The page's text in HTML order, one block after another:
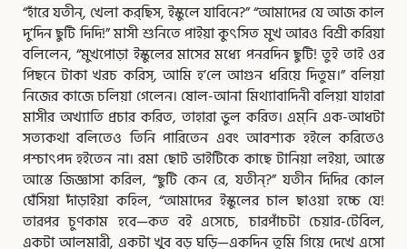
“হাঁরে যতীন্‌, খেলা কর্‌ছিস, ইস্কুলে যাবিনে?” “আমাদের যে আজ কাল
দু’দিন ছুটি দিদি!” মাসী শুনিতে পাইয়া কুৎসিত মুখ আরও বিশ্রী করিয়া
বলিলেন, “মুখপোড়া ইস্কুলের মাসের মধ্যে পনরদিন ছুটি! তুই তাই ওর
পিছনে টাকা খরচ করিস্‌, আমি হ’লে আগুন ধরিয়ে দিতুম।” বলিয়া
নিজের কাজে চলিয়া গেলেন। ষোল-আনা মিথ্যাবাদিনী বলিয়া যাহারা
মাসীর অখ্যাতি প্রচার করিত, তাহারা ভুল করিত। এম্‌নি এক-আধটা
সত্যকথা বলিতেও তিনি পারিতেন এবং আবশ্যক হইলে করিতেও
পশ্চাৎপদ হইতেন না। রমা ছোট ভাইটিকে কাছে টানিয়া লইয়া, আস্তে
আস্তে জিজ্ঞাসা করিল, “ছুটি কেন রে, যতীন্‌?” যতীন দিদির কোল
ঘেঁসিয়া দাঁড়াইয়া কহিল, “আমাদের ইস্কুলের চাল ছাওয়া হচ্চে যে!
তারপর চুণকাম হবে—কত বই এসেচে, চারপাঁচটা চেয়ার-টেবিল,
একটা আলমারী, একটা খুব বড় ঘড়ি—একদিন তুমি গিয়ে দেখে এসো